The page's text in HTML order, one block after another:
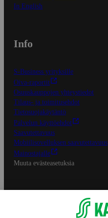
In English
Info
S-Business yrityksille
Oiva-raportit
Osuuskauppojen yhteystiedot
Tilaus- ja toimitusehdot
Tietosuojakäytäntö
Palvelun käyttöehdot
Saavutettavuus
Mobiilisovelluksen saavutettavuus
Mainostajalle
Muuta evästeasetuksia
S-ryhmän palvelut